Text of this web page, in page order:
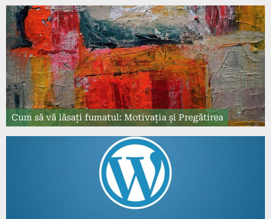
Cum să vă lăsați fumatul: Motivația și Pregătirea